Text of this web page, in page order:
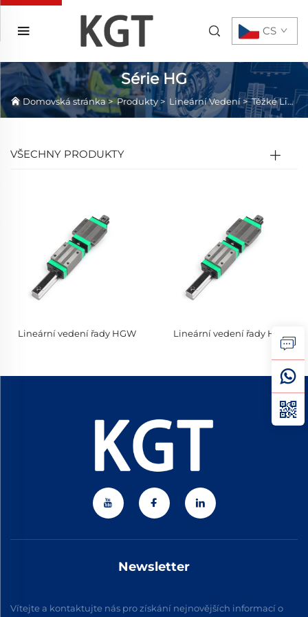
CS
Série HG
Domovská stránka>Produkty> Lineární Vedení>Těžké Lineární Vedení
VŠECHNY PRODUKTY
Lineární vedení řady HGW Lineární vedení řady HGH
Newsletter
Vítejte a kontaktujte nás pro získání nejnovějších informací o